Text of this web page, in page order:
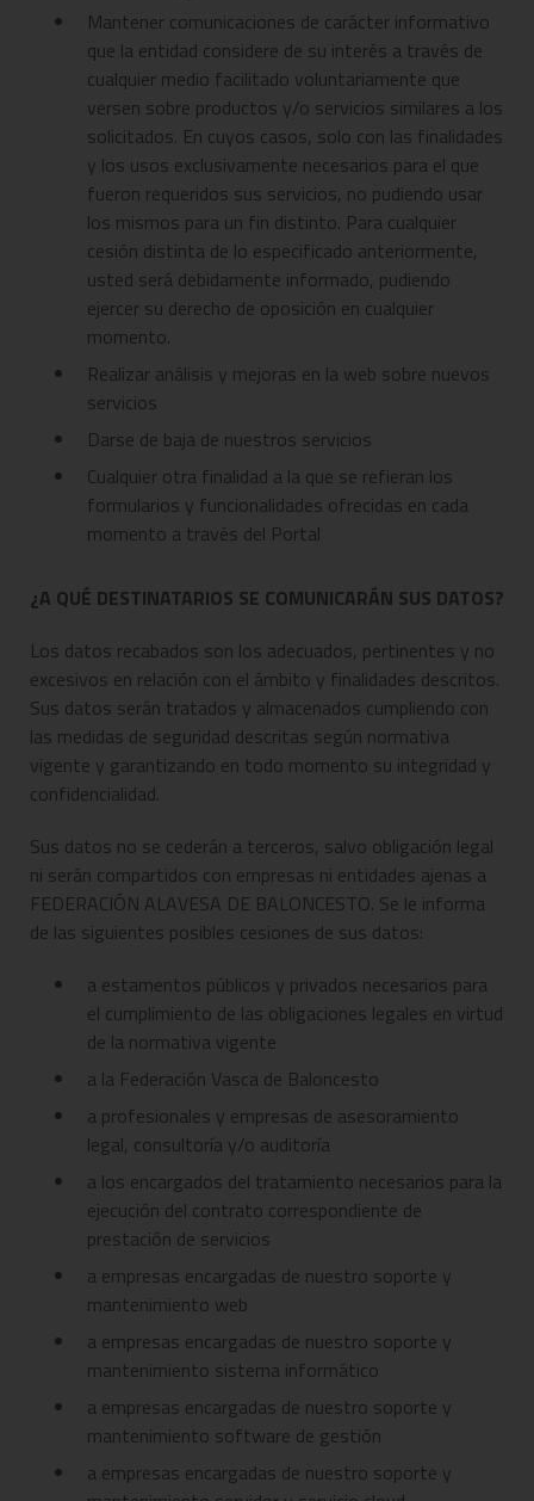
Mantener comunicaciones de carácter informativo
que la entidad considere de su interés a través de
cualquier medio facilitado voluntariamente que
versen sobre productos y/o servicios similares a los
solicitados. En cuyos casos, solo con las finalidades
y los usos exclusivamente necesarios para el que
fueron requeridos sus servicios, no pudiendo usar
los mismos para un fin distinto. Para cualquier
cesión distinta de lo especificado anteriormente,
usted será debidamente informado, pudiendo
ejercer su derecho de oposición en cualquier
momento.
Realizar análisis y mejoras en la web sobre nuevos
servicios
Darse de baja de nuestros servicios
Cualquier otra finalidad a la que se refieran los
formularios y funcionalidades ofrecidas en cada
momento a través del Portal
¿A QUÉ DESTINATARIOS SE COMUNICARÁN SUS DATOS?
Los datos recabados son los adecuados, pertinentes y no
excesivos en relación con el ámbito y finalidades descritos.
Sus datos serán tratados y almacenados cumpliendo con
las medidas de seguridad descritas según normativa
vigente y garantizando en todo momento su integridad y
confidencialidad.
Sus datos no se cederán a terceros, salvo obligación legal
ni serán compartidos con empresas ni entidades ajenas a
FEDERACIÓN ALAVESA DE BALONCESTO. Se le informa
de las siguientes posibles cesiones de sus datos:
a estamentos públicos y privados necesarios para
el cumplimiento de las obligaciones legales en virtud
de la normativa vigente
a la Federación Vasca de Baloncesto
a profesionales y empresas de asesoramiento
legal, consultoría y/o auditoría
a los encargados del tratamiento necesarios para la
ejecución del contrato correspondiente de
prestación de servicios
a empresas encargadas de nuestro soporte y
mantenimiento web
a empresas encargadas de nuestro soporte y
mantenimiento sistema informático
a empresas encargadas de nuestro soporte y
mantenimiento software de gestión
a empresas encargadas de nuestro soporte y